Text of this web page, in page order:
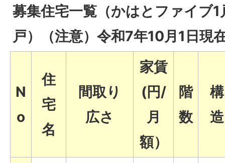
募集住宅一覧（かはとファイブ
戸）（注意）令和7年10月1日現
N
o
住
宅
名
間取り
広さ
家賃
(円/
月
額）
階
数
構
造